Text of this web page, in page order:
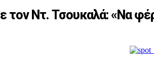
τον Ντ. Τσουκαλά: «Να